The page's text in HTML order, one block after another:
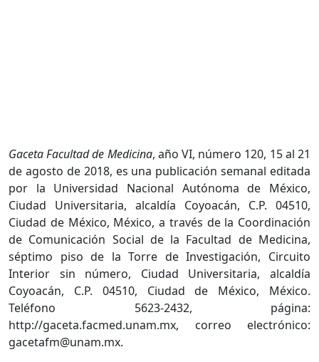
Gaceta Facultad de Medicina, año VI, número 120, 15 al 21
de agosto de 2018, es una publicación semanal editada
por la Universidad Nacional Autónoma de México,
Ciudad Universitaria, alcaldía Coyoacán, C.P. 04510,
Ciudad de México, México, a través de la Coordinación
de Comunicación Social de la Facultad de Medicina,
séptimo piso de la Torre de Investigación, Circuito
Interior sin número, Ciudad Universitaria, alcaldía
Coyoacán, C.P. 04510, Ciudad de México, México.
Teléfono 5623-2432, página:
http://gaceta.facmed.unam.mx, correo electrónico:
gacetafm@unam.mx.